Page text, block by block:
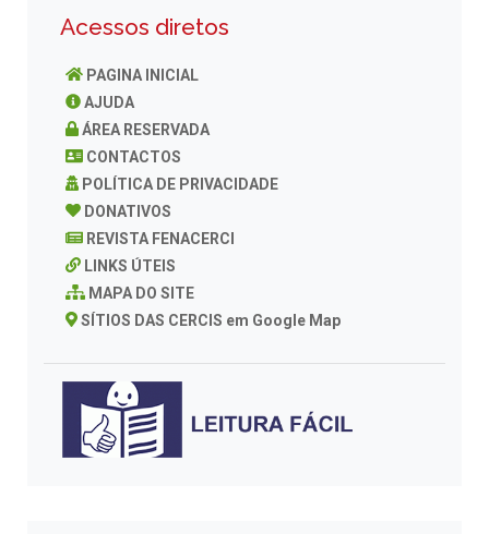
Acessos diretos
PAGINA INICIAL
AJUDA
ÁREA RESERVADA
CONTACTOS
POLÍTICA DE PRIVACIDADE
DONATIVOS
REVISTA FENACERCI
LINKS ÚTEIS
MAPA DO SITE
SÍTIOS DAS CERCIS em Google Map